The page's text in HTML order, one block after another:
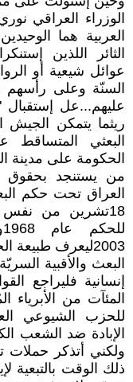
الوزراء العراقي
العربية هما
الثائر اللذين
عوائل شيعية أو
السنّة وعلى
عليهم...عل
ريثما يتمكن
البعثي
الحكومة على مدينة
من يستنجد بحقوق
18تشرين من نفس
2003ليعرف
البعث والأقبية
إنسانية فليراجع
المئآت من الأبرياء
للحزب الشيوعي
الإبادة ضد الشعب
ولكني أتذكر حملات
ذلك الوقت